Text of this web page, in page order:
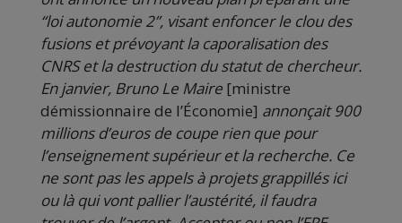
“loi autonomie 2”, visant enfoncer le clou des
fusions et prévoyant la caporalisation des
CNRS et la destruction du statut de chercheur.
En janvier, Bruno Le Maire [ministre
démissionnaire de l’Économie] annonçait 900
millions d’euros de coupe rien que pour
l’enseignement supérieur et la recherche. Ce
ne sont pas les appels à projets grappillés ici
ou là qui vont pallier l’austérité, il faudra